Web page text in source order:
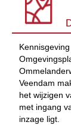
Veendam
het wijzigen
met ingang
inzage ligt.